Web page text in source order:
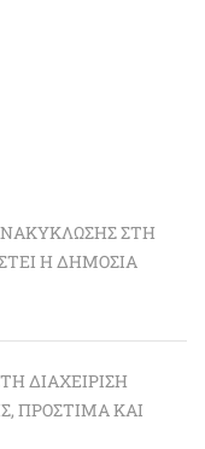
ΣΤΗ
Η ΔΗΜΌΣΙΑ
ΔΙΑΧΕΊΡΙΣΗ
ΠΡΌΣΤΙΜΑ ΚΑΙ